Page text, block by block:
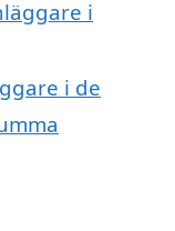
i
i de